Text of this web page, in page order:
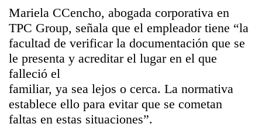
Mariela CCencho, abogada corporativa en
TPC Group, señala que el empleador tiene “la
facultad de verificar la documentación que se
le presenta y acreditar el lugar en el que
falleció el
familiar, ya sea lejos o cerca. La normativa
establece ello para evitar que se cometan
faltas en estas situaciones”.